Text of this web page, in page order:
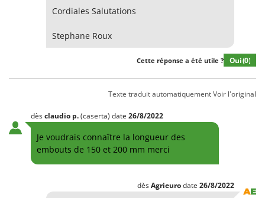
Hachoirs à viande
Herses Rotatives
L
Lames à neige
Lames niveleuses pour tracteur
Lave-vitres
Lieuses électriques pour vignes
Machines à pâtes
Machines de nettoyage pour panneaux photovoltaïques et surfaces vitrées
Einhell
Elegen
Energy Gruppi
Eurosystems
FAC
Famag
Cordiales Salutations
Stephane Roux
Cette réponse a été utile ? Oui(0)
Texte traduit automatiquementVoir l'original
dèsclaudio p.(caserta) date 26/8/2022
Je voudrais connaître la longueur des
embouts de 150 et 200 mm merci
dèsAgrieurodate 26/8/2022